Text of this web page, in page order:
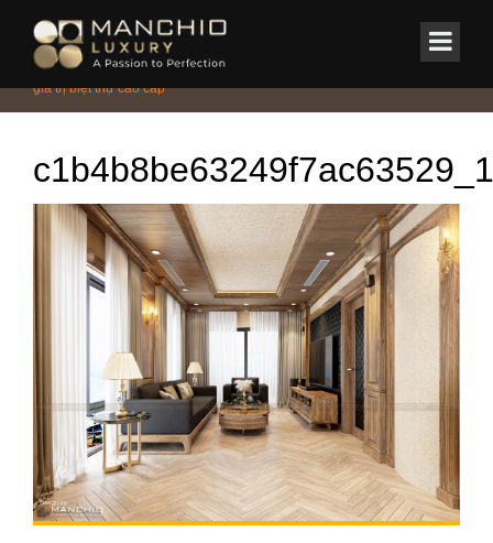
Home/Tin Tức & Sự Kiện/Phong cách
Nội thất gỗ tự nhiên nâng tầm
giá trị biệt thự cao cấp
c1b4b8be63249f7ac63529_1